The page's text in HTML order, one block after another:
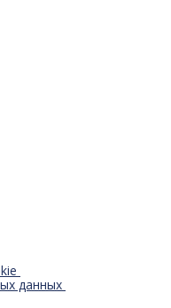
данных